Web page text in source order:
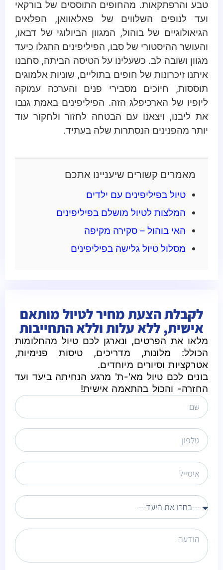
לקבלת הצעת מחיר לטיול מותאם
אישית, ללא עלות וללא התחייבות
מלאו את הפרטים, ונארגן לכם טיול מהחלומות
הכולל: מלונות, מדריכים, טיסות פנימיות,
אטרקציות וסיורים מיוחדים.
בונים לכם טיול מא'-ת' מרגע הנחיתה ביעד ועד
החזרה- והכול בהתאמה אישית!
טבע והרפתקאות. מהחופים התוססים של בורקאי
ועד לנופים השלווים של פאלאוואן, הפלאים
הגיאולוגיים של בוהול, המגוון הביולוגי של דבאו,
והעושר ההיסטורי של סבו, הפיליפינים התגלו כיעד
מגוון ושובה לב. כשעלינו על הטיסה הביתה, סחבנו
איתנו זיכרונות של חופים בתוליים, שוניות אלמוגים
תוססות, חיוכים מסבירי פנים והערכה עמוקה
ליופיו של הארכיפלג הזה. הפיליפינים באמת גנבו
את ליבנו, ויצאנו עם הבטחה לחזור ולחקור עוד
יותר מהפנינים הנסתרות שלה בעתיד.
מאמרים קשורים שיעניינו אתכם
טיול בפיליפינים עם ילדים
המלצות לטיול מושלם בפיליפינים
האי בוהול – סקירה מקיפה
מסלול טיול גלישה בפיליפינים